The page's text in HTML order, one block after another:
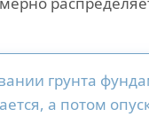
грунта
а потом